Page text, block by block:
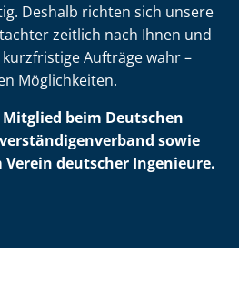
Deshalb richten sich unsere
zeitlich nach Ihnen und
Aufträge wahr –
Möglichkeiten.
beim Deutschen
sowie
deutscher Ingenieure.